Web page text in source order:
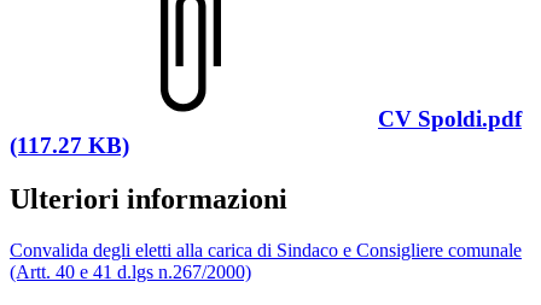
CV Spoldi.pdf
(117.27 KB)
Ulteriori informazioni
Convalida degli eletti alla carica di Sindaco e Consigliere comunale
(Artt. 40 e 41 d.lgs n.267/2000)